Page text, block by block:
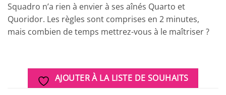
Squadro n’a rien à envier à ses aînés Quarto et
Quoridor. Les règles sont comprises en 2 minutes,
mais combien de temps mettrez-vous à le maîtriser ?
AJOUTER À LA LISTE DE SOUHAITS